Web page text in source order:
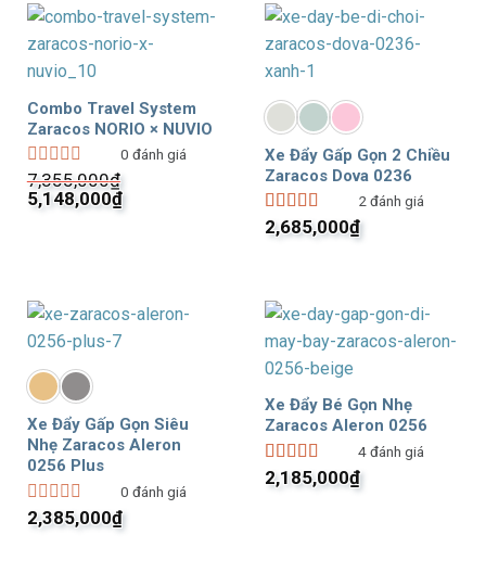
Combo Travel System
Zaracos NORIO × NUVIO
Được
xếp
hạng
0 đánh giá
7,355,000₫
Giá
5,148,000₫Giá
hiện
Xe Đẩy Gấp Gọn 2 Chiều
Zaracos Dova 0236
Được xếp
2 đánh giá
2,685,000₫
Xe Đẩy Gấp Gọn Siêu
Nhẹ Zaracos Aleron
0256 Plus
Được
0 đánh giá
2,385,000₫
Xe Đẩy Bé Gọn Nhẹ
Zaracos Aleron 0256
Được xếp
4đánh giá
2,185,000₫